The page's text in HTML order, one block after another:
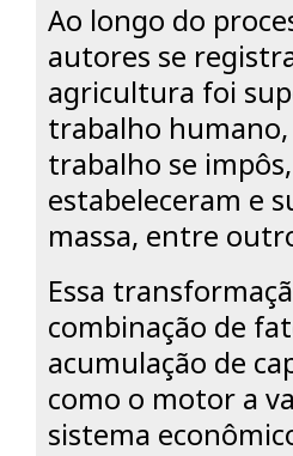
Ao longo do
autores se
agricultura foi
trabalho
trabalho se
estabeleceram e
massa, entre
Essa
combinação de
acumulação de
como o motor a
sistema